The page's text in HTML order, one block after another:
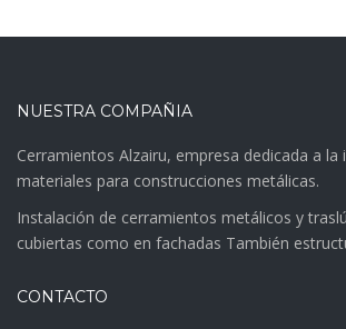
NUESTRA COMPAÑIA
Cerramientos Alzairu, empresa dedicada a la
materiales para construcciones metálicas.
Instalación de cerramientos metálicos y
cubiertas como en fachadas También
CONTACTO